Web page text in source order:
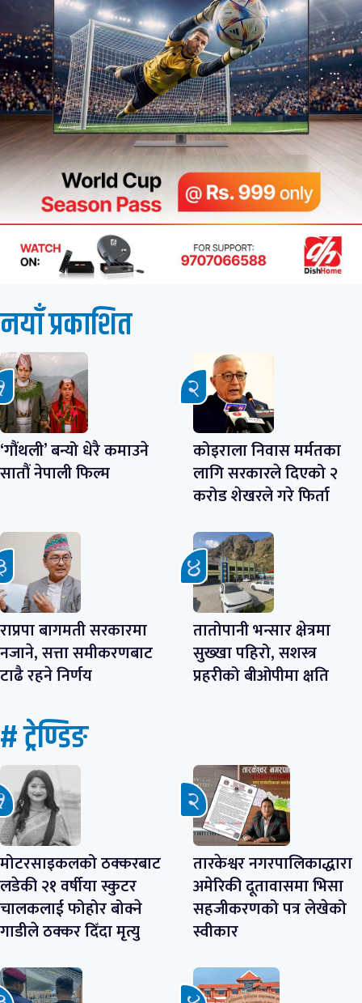
नयाँ प्रकाशित
‘गौंथली’ बन्यो धेरै कमाउने
सातौं नेपाली फिल्म
कोइराला निवास मर्मतका
लागि सरकारले दिएको २
करोड शेखरले गरे फिर्ता
राप्रपा बागमती सरकारमा
नजाने, सत्ता समीकरणबाट
टाढै रहने निर्णय
तातोपानी भन्सार क्षेत्रमा
सुख्खा पहिरो, सशस्त्र
प्रहरीको बीओपीमा क्षति
# ट्रेण्डिङ
मोटरसाइकलको ठक्करबाट
लडेकी २१ वर्षीया स्कुटर
चालकलाई फोहोर बोक्ने
गाडीले ठक्कर दिँदा मृत्यु
तारकेश्वर नगरपालिकाद्धारा
अमेरिकी दूतावासमा भिसा
सहजीकरणको पत्र लेखेको
स्वीकार